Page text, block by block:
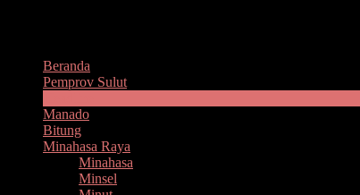
Beranda
Pemprov Sulut
Manado
Bitung
Minahasa Raya
Minahasa
Minsel